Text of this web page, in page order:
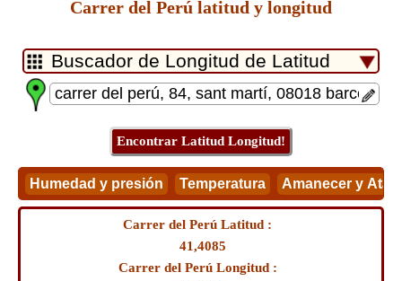
Carrer del Perú latitud y longitud
Carrer del Perú Latitud :
41,4085
Carrer del Perú Longitud :